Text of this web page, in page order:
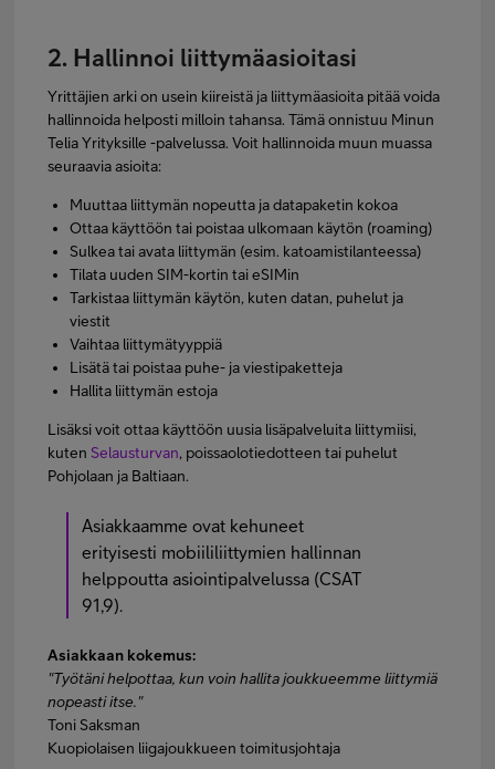
2. Hallinnoi liittymäasioitasi
Yrittäjien arki on usein kiireistä ja liittymäasioita pitää voida
hallinnoida helposti milloin tahansa. Tämä onnistuu Minun
Telia Yrityksille -palvelussa. Voit hallinnoida muun muassa
seuraavia asioita:
Muuttaa liittymän nopeutta ja datapaketin kokoa
Ottaa käyttöön tai poistaa ulkomaan käytön (roaming)
Sulkea tai avata liittymän (esim. katoamistilanteessa)
Tilata uuden SIM-kortin tai eSIMin
Tarkistaa liittymän käytön, kuten datan, puhelut ja
viestit
Vaihtaa liittymätyyppiä
Lisätä tai poistaa puhe- ja viestipaketteja
Hallita liittymän estoja
Lisäksi voit ottaa käyttöön uusia lisäpalveluita liittymiisi,
kutenSelausturvan, poissaolotiedotteen tai puhelut
Pohjolaan ja Baltiaan.
Asiakkaamme ovat kehuneet
erityisesti mobiililiittymien hallinnan
helppoutta asiointipalvelussa (CSAT
91,9).
Asiakkaan kokemus:
"Työtäni helpottaa, kun voin hallita joukkueemme liittymiä
nopeasti itse."
Toni Saksman
Kuopiolaisen liigajoukkueen toimitusjohtaja